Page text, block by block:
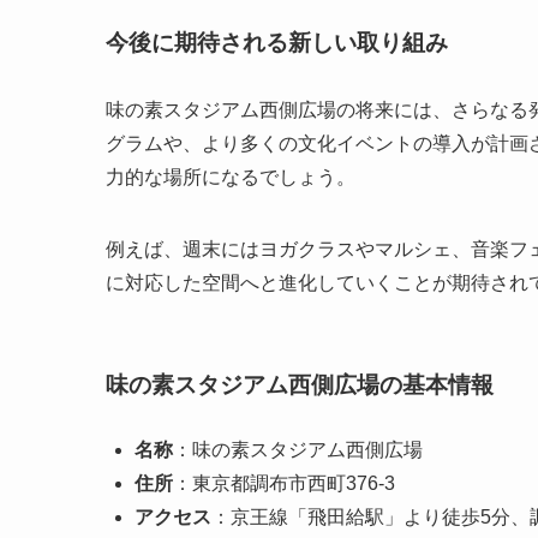
今後に期待される新しい取り組み
味の素スタジアム西側広場の将来には、さらな
グラムや、より多くの文化イベントの導入が計
力的な場所になるでしょう。
例えば、週末にはヨガクラスやマルシェ、音楽
に対応した空間へと進化していくことが期待され
味の素スタジアム西側広場の基本情報
名称 ：味の素スタジアム西側広場
住所 ：東京都調布市西町376-3
アクセス ：京王線「飛田給駅」より徒歩5分